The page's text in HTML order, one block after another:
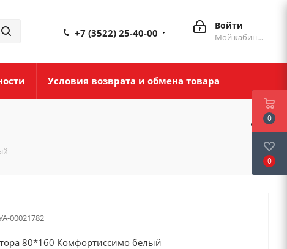
Войти
Мой кабинет
+7 (3522) 25-40-00
Условия возврата и обмена товара
00021782
80*160 Комфортиссимо белый
0
0